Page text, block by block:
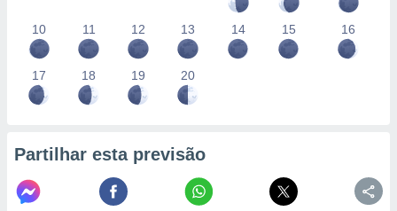
10 11 12 13 14 15 16
17 18 19 20
Partilhar esta previsão